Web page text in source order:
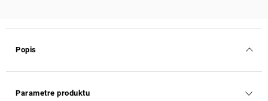
Popis
Parametre produktu